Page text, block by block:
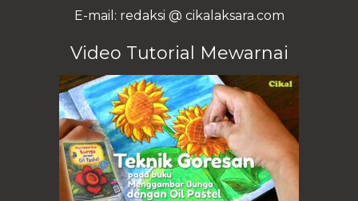
E-mail: redaksi @ cikalaksara.com
Video Tutorial Mewarnai